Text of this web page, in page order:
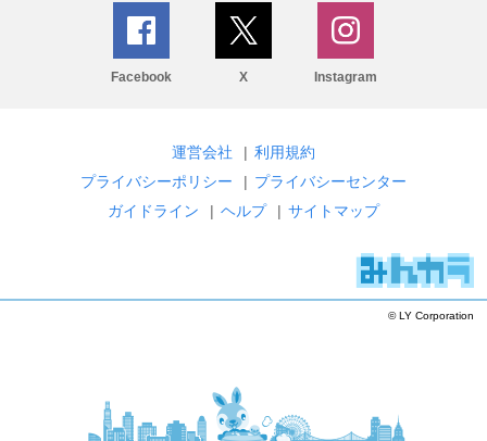
Facebook X Instagram
運営会社 | 利用規約
プライバシーポリシー
| プライバシーセンター
ガイドライン
| ヘルプ | サイトマップ
© LY Corporation